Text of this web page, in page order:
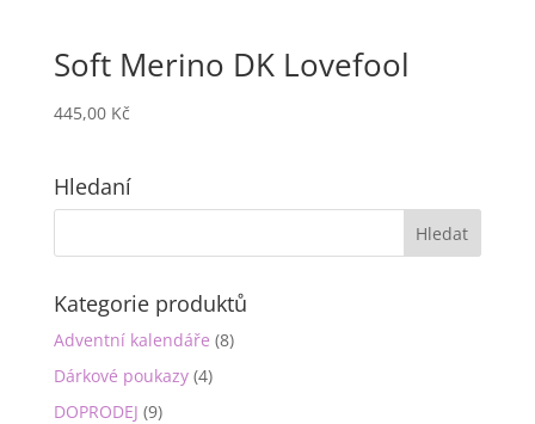
Soft Merino DK Lovefool
445,00 Kč
Hledaní
Kategorie produktů
Adventní kalendáře (8)
Dárkové poukazy (4)
DOPRODEJ (9)